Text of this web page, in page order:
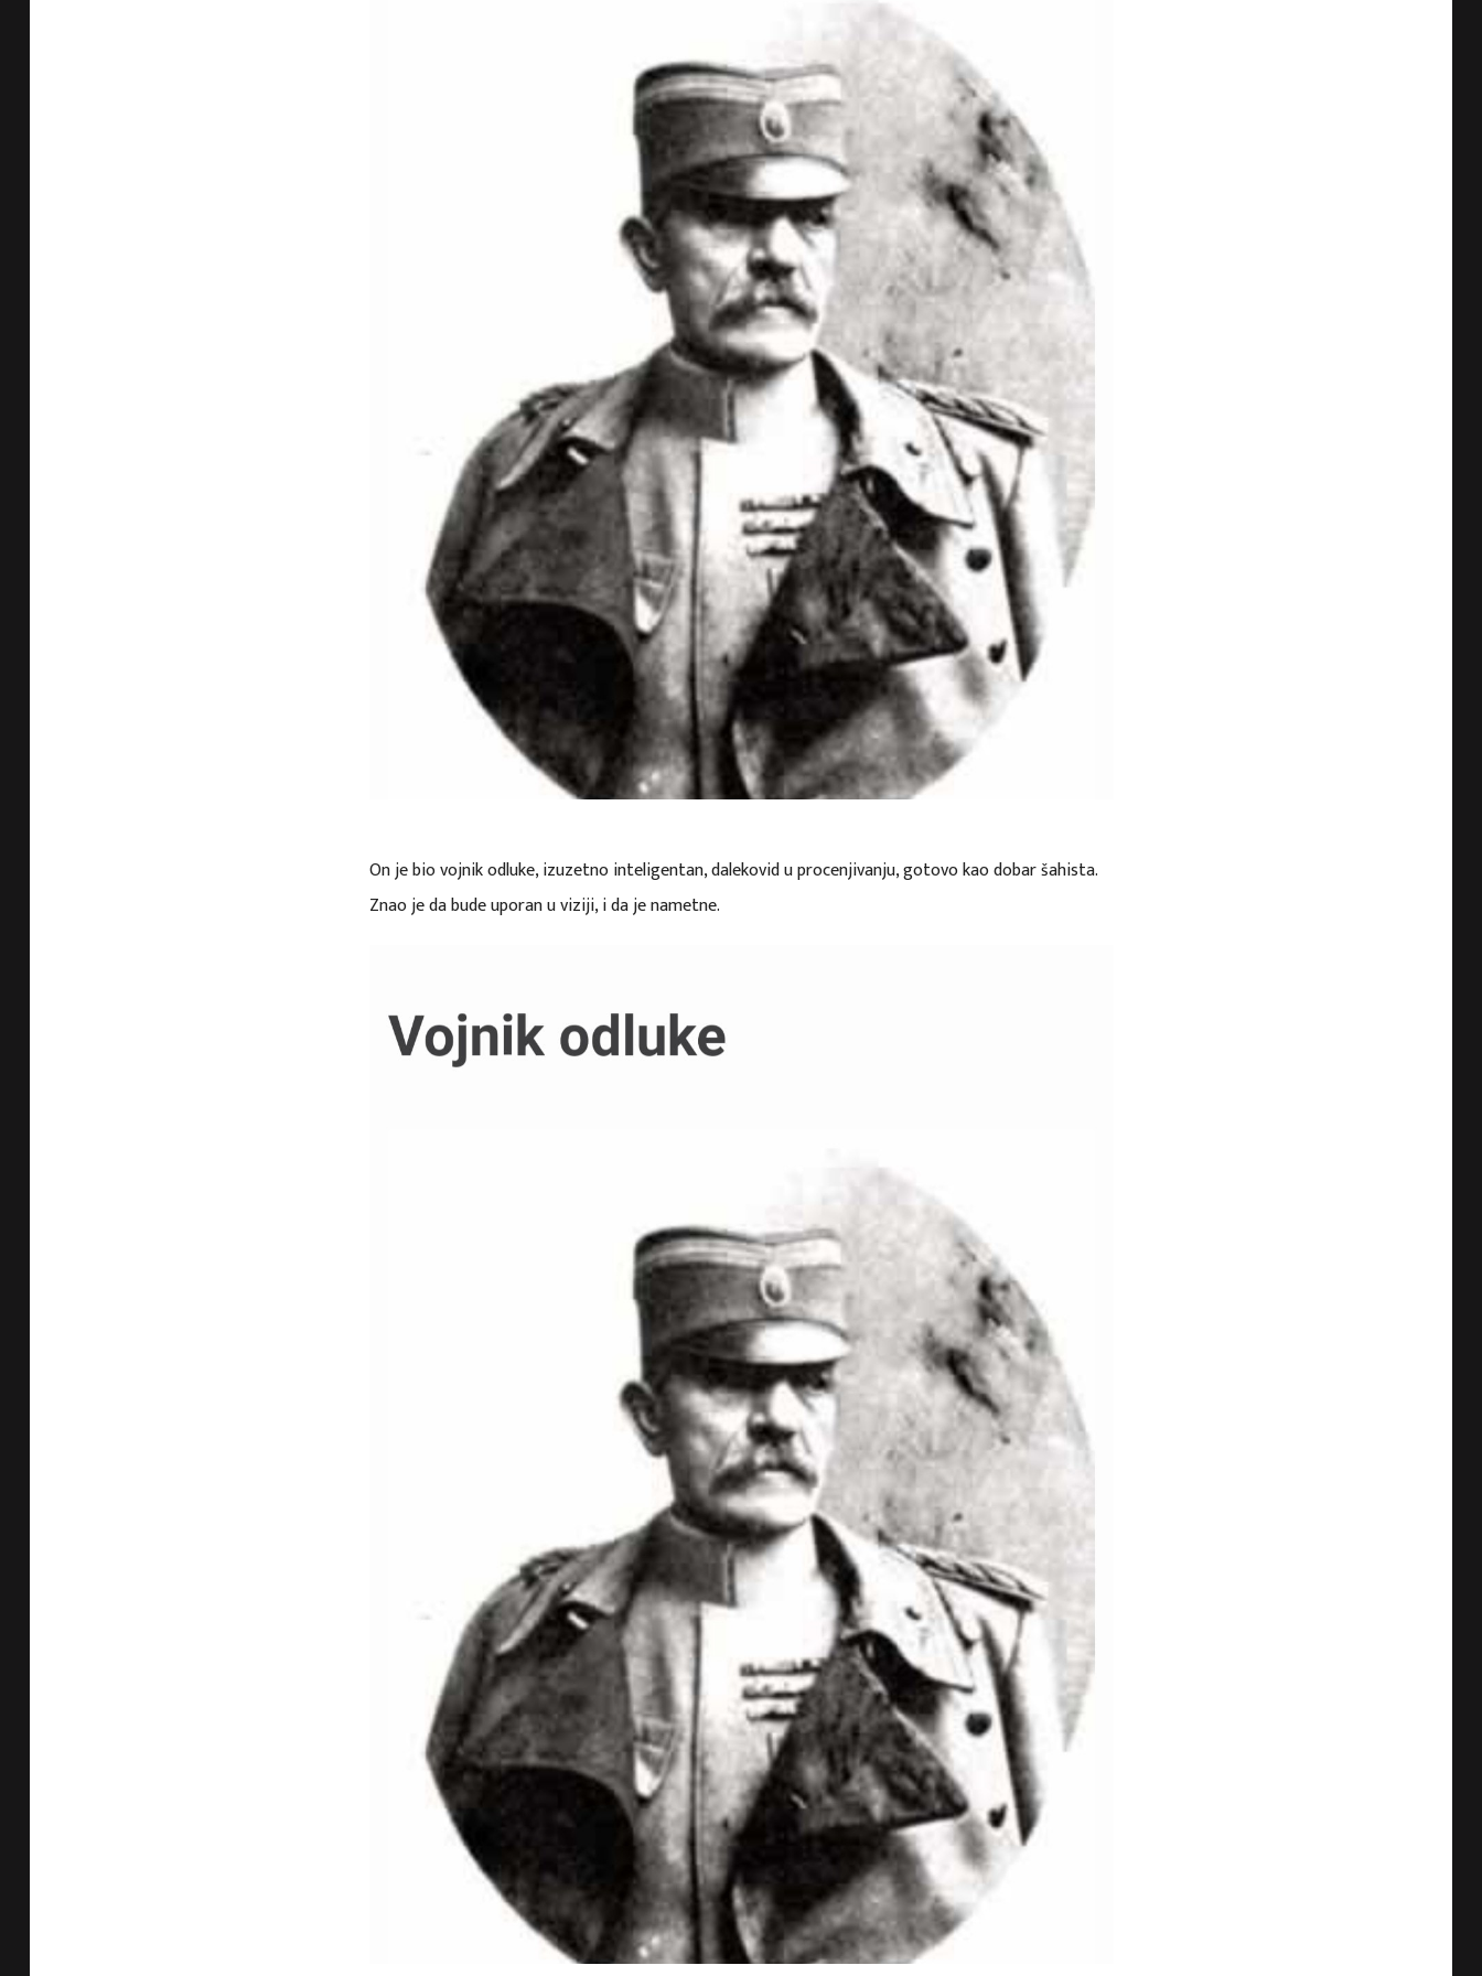
On je bio vojnik odluke, izuzetno inteligentan, dalekovid u procenjivanju, gotovo kao dobar šahista.
Znao je da bude uporan u viziji, i da je nametne.